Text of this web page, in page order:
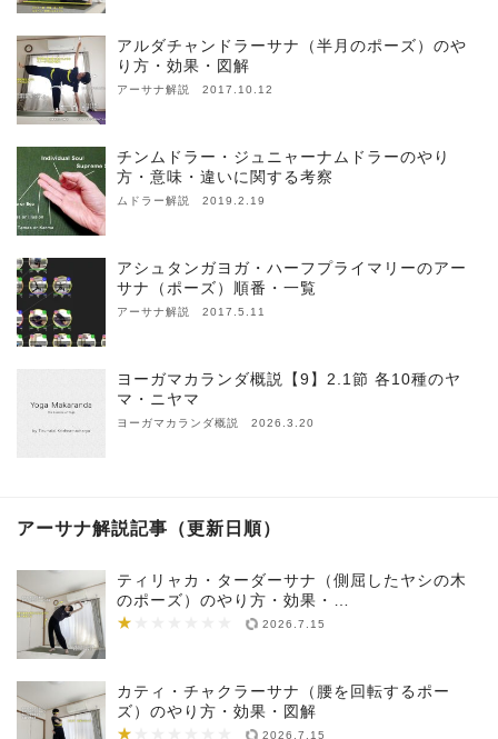
アルダチャンドラーサナ（半月のポーズ）のや
り方・効果・図解
アーサナ解説 2017.10.12
チンムドラー・ジュニャーナムドラーのやり
方・意味・違いに関する考察
ムドラー解説 2019.2.19
アシュタンガヨガ・ハーフプライマリーのアー
サナ（ポーズ）順番・一覧
アーサナ解説 2017.5.11
ヨーガマカランダ概説【9】2.1節 各10種のヤ
マ・ニヤマ
ヨーガマカランダ概説 2026.3.20
アーサナ解説記事（更新日順）
ティリャカ・ターダーサナ（側屈したヤシの木
のポーズ）のやり方・効果・…
★
★★★★★★★ 2026.7.15
カティ・チャクラーサナ（腰を回転するポー
ズ）のやり方・効果・図解
★
★★★★★★★ 2026.7.15